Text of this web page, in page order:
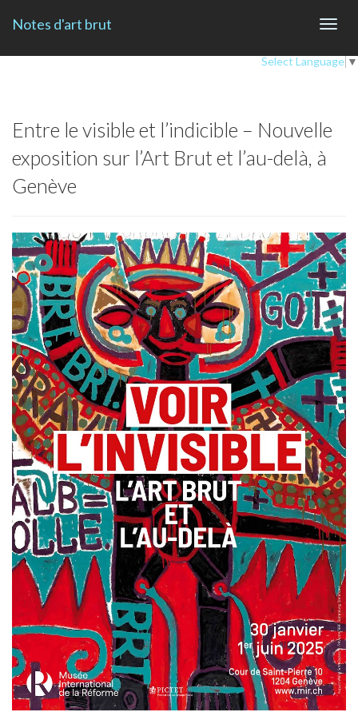
Notes d'art brut
Select Language ▼
Entre le visible et l’indicible – Nouvelle
exposition sur l’Art Brut et l’au-delà, à
Genève